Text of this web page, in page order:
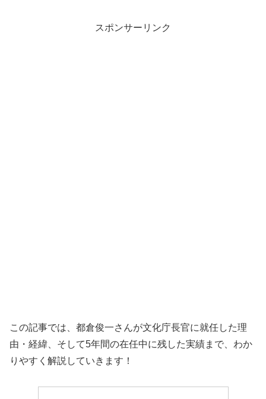
スポンサーリンク
この記事では、都倉俊一さんが文化庁長官に就任した理
由・経緯、そして5年間の在任中に残した実績まで、わか
りやすく解説していきます！